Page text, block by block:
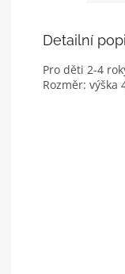
Detailní
Pro děti 2-4
Rozměr: výška